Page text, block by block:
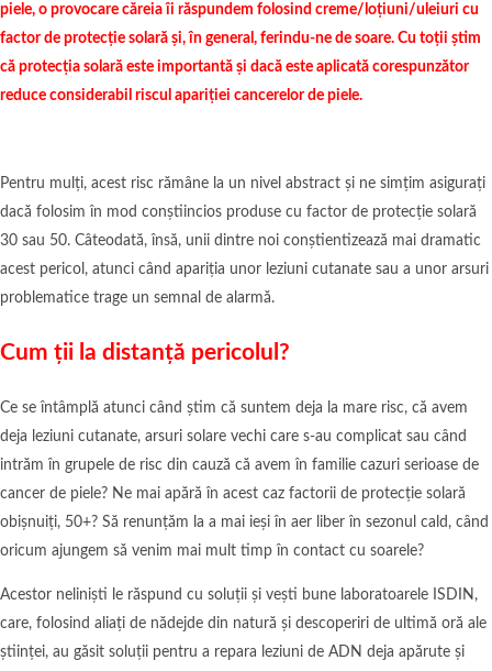
piele, o provocare căreia îi răspundem folosind creme/loțiuni/uleiuri cu
factor de protecție solară și, în general, ferindu-ne de soare. Cu toții știm
că protecția solară este importantă și dacă este aplicată corespunzător
reduce considerabil riscul apariției cancerelor de piele.
Pentru mulți, acest risc rămâne la un nivel abstract și ne simțim asigurați
dacă folosim în mod conștiincios produse cu factor de protecție solară
30 sau 50. Câteodată, însă, unii dintre noi conștientizează mai dramatic
acest pericol, atunci când apariția unor leziuni cutanate sau a unor arsuri
problematice trage un semnal de alarmă.
Cum ții la distanță pericolul?
Ce se întâmplă atunci când știm că suntem deja la mare risc, că avem
deja leziuni cutanate, arsuri solare vechi care s-au complicat sau când
intrăm în grupele de risc din cauză că avem în familie cazuri serioase de
cancer de piele? Ne mai apără în acest caz factorii de protecție solară
obișnuiți, 50+? Să renunțăm la a mai ieși în aer liber în sezonul cald, când
oricum ajungem să venim mai mult timp în contact cu soarele?
Acestor neliniști le răspund cu soluții și vești bune laboratoarele ISDIN,
care, folosind aliați de nădejde din natură și descoperiri de ultimă oră ale
științei, au găsit soluții pentru a repara leziuni de ADN deja apărute și